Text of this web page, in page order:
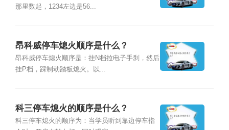
那里数起，1234左边是56...
昂科威停车熄火顺序是什么？
昂科威停车熄火顺序是：挂N档拉电子手刹，然后
挂P档，踩制动踏板熄火。以...
科三停车熄火的顺序是什么？
科三停车熄火的顺序为：当学员听到靠边停车指